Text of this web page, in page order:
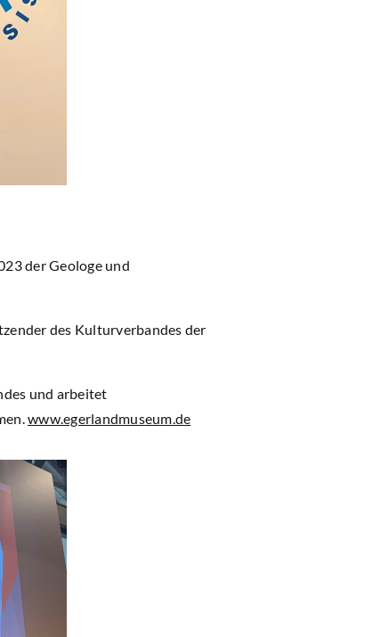
der Geologe und
des Kulturverbandes der
und arbeitet
www.egerlandmuseum.de